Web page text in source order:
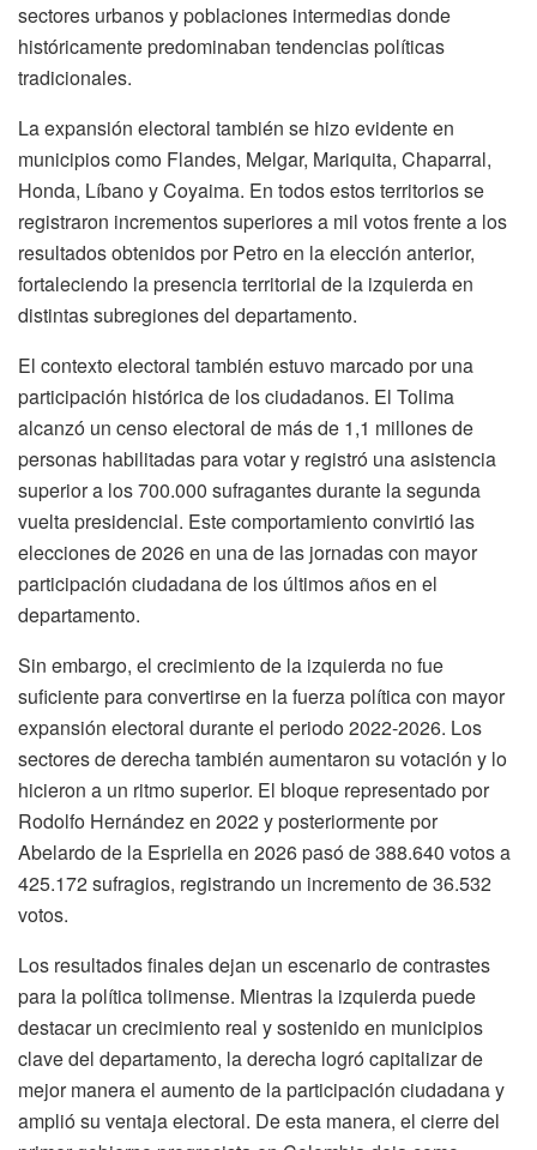
sectores urbanos y poblaciones intermedias donde
históricamente predominaban tendencias políticas
tradicionales.
La expansión electoral también se hizo evidente en
municipios como Flandes, Melgar, Mariquita, Chaparral,
Honda, LíbanoyCoyaima. En todos estos territorios se
registraron incrementos superiores a mil votos frente a los
resultados obtenidos por Petro en la elección anterior,
fortaleciendo la presencia territorial de la izquierda en
distintas subregiones del departamento.
El contexto electoral también estuvo marcado por una
participación histórica de los ciudadanos. El Tolima
alcanzó un censo electoral de más de 1,1 millones de
personas habilitadas para votar y registró una asistencia
superior a los 700.000 sufragantes durante la segunda
vuelta presidencial. Este comportamiento convirtió las
elecciones de 2026 en una de las jornadas con mayor
participación ciudadana de los últimos años en el
departamento.
Sin embargo, el crecimiento de la izquierda no fue
suficiente para convertirse en la fuerza política con mayor
expansión electoral durante el periodo 2022-2026. Los
sectores de derecha también aumentaron su votación y lo
hicieron a un ritmo superior. El bloque representado por
Rodolfo Hernández en 2022 y posteriormente por
Abelardo de la Espriella en 2026 pasó de 388.640 votos a
425.172 sufragios, registrando un incremento de 36.532
votos.
Los resultados finales dejan un escenario de contrastes
para la política tolimense. Mientras la izquierda puede
destacar un crecimiento real y sostenido en municipios
clave del departamento, la derecha logró capitalizar de
mejor manera el aumento de la participación ciudadana y
amplió su ventaja electoral. De esta manera, el cierre del